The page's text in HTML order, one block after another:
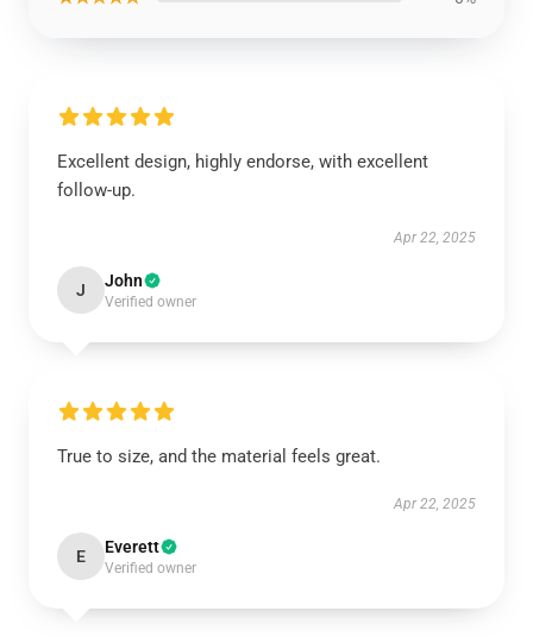
Excellent design, highly endorse, with excellent
follow-up.
Apr 22, 2025
J John
Verified owner
True to size, and the material feels great.
Apr 22, 2025
E Everett
Verified owner